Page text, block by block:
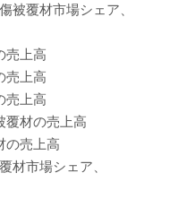
被覆材市場シェア、
売上高
売上高
売上高
覆材の売上高
の売上高
材市場シェア、